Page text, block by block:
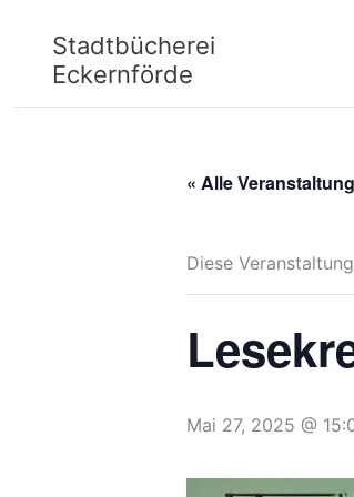
springen
Stadtbücherei
Eckernförde
« Alle
Diese
Mai 27, 2025 @